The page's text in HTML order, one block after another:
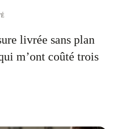
livrée sans plan
m’ont coûté trois